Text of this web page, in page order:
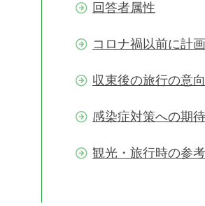
回答者属性
コロナ禍以前に計
収束後の旅行の意
感染症対策への期
観光・旅行時の参